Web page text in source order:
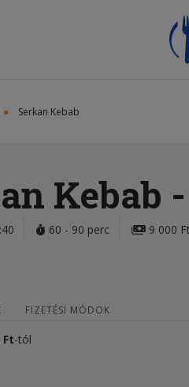
Serkan Kebab
Kebab
60 - 90 perc 9 000 Ft
FIZETÉSI MÓDOK
Ft-tól